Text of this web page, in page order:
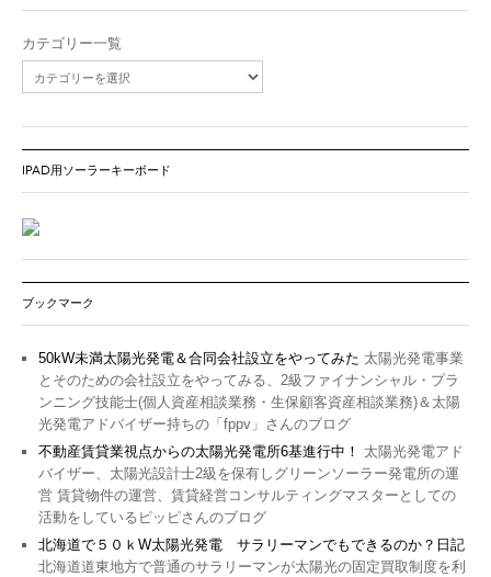
カテゴリー一覧
IPAD用ソーラーキーボード
ブックマーク
50kW未満太陽光発電＆合同会社設立をやってみた 太陽光発電事業
とそのための会社設立をやってみる、2級ファイナンシャル・プラ
ンニング技能士(個人資産相談業務・生保顧客資産相談業務)＆太陽
光発電アドバイザー持ちの「fppv」さんのブログ
不動産賃貸業視点からの太陽光発電所6基進行中！
太陽光発電アド
バイザー、太陽光設計士2級を保有しグリーンソーラー発電所の運
営 賃貸物件の運営、賃貸経営コンサルティングマスターとしての
活動をしているピッピさんのブログ
北海道で５０ｋW太陽光発電 サラリーマンでもできるのか？日記
北海道道東地方で普通のサラリーマンが太陽光の固定買取制度を利